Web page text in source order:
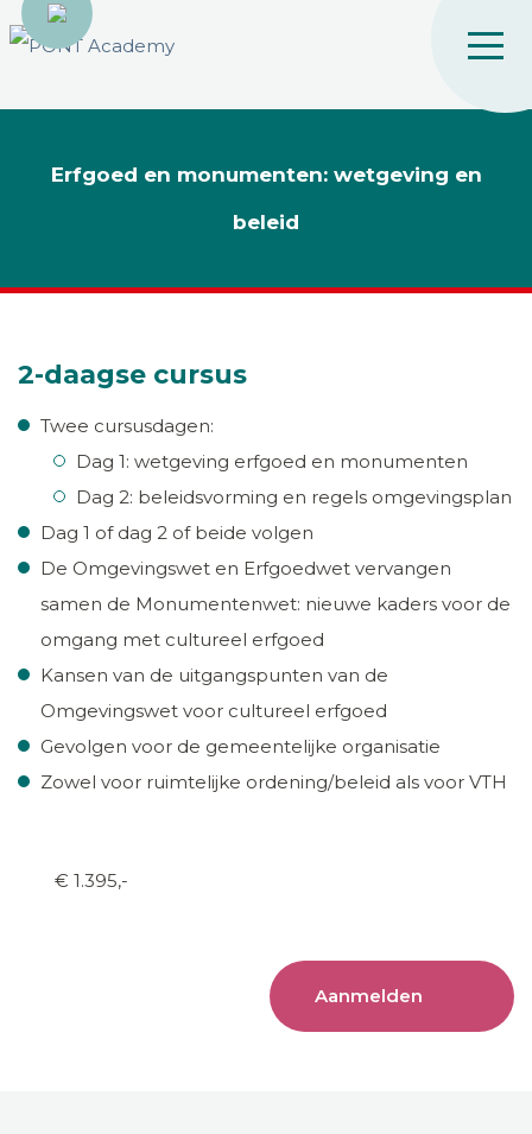
Erfgoed en monumenten: wetgeving en
beleid
2-daagse cursus
Twee cursusdagen:
Dag 1: wetgeving erfgoed en monumenten
Dag 2: beleidsvorming en regels omgevingsplan
Dag 1 of dag 2 of beide volgen
De Omgevingswet en Erfgoedwet vervangen
samen de Monumentenwet: nieuwe kaders voor de
omgang met cultureel erfgoed
Kansen van de uitgangspunten van de
Omgevingswet voor cultureel erfgoed
Gevolgen voor de gemeentelijke organisatie
Zowel voor ruimtelijke ordening/beleid als voor VTH
€ 1.395,-
Aanmelden